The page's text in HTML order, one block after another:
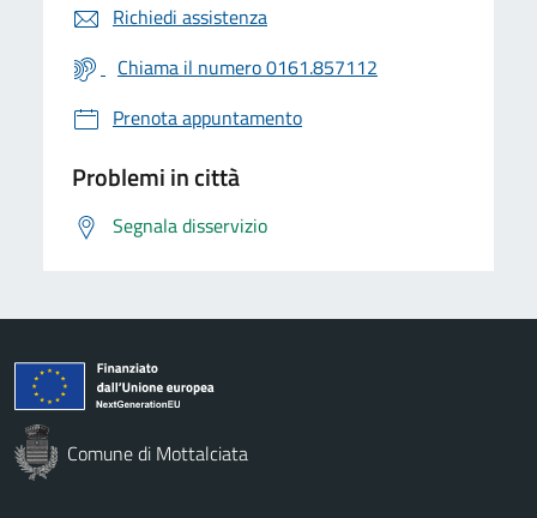
Richiedi assistenza
Chiama il numero 0161.857112
Prenota appuntamento
Problemi in città
Segnala disservizio
Comune di Mottalciata